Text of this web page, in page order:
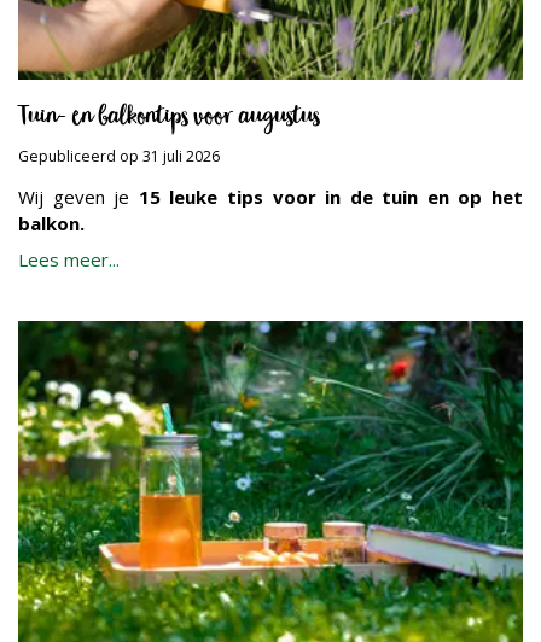
Tuin- en balkontips voor augustus
Gepubliceerd op 31 juli 2026
Wij geven je 15 leuke tips voor in de tuin en op het
balkon.
Lees meer...